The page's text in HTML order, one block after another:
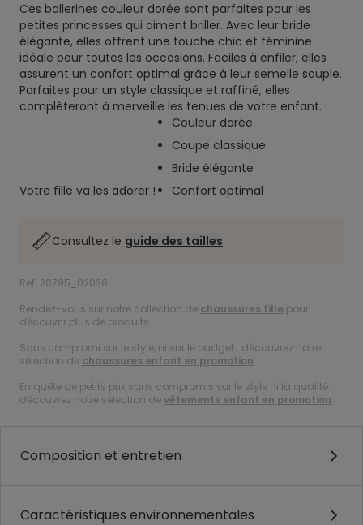
Ces ballerines couleur dorée sont parfaites pour les
petites princesses qui aiment briller. Avec leur bride
élégante, elles offrent une touche chic et féminine
idéale pour toutes les occasions. Faciles à enfiler, elles
assurent un confort optimal grâce à leur semelle souple.
Parfaites pour un style classique et raffiné, elles
complèteront à merveille les tenues de votre enfant.
Votre fille va les adorer !
Couleur dorée
Coupe classique
Bride élégante
Confort optimal
Consultez le guide des tailles
Ref. 20795_02036
Rendez-vous sur notre collection de chaussures fille pour
découvrir plus de produits.
Sans compromi sur le style, ni sur le budget : découvrez notre
sélection de chaussures enfant en promotion.
En quête de petits prix sans compromis sur le style ni la qualité :
découvrez notre sélection devêtements enfant en promotion.
Composition et entretien
Caractéristiques environnementales